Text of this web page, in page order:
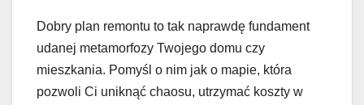
Dobry plan remontu to tak naprawdę fundament
udanej metamorfozy Twojego domu czy
mieszkania. Pomyśl o nim jak o mapie, która
pozwoli Ci uniknąć chaosu, utrzymać koszty w